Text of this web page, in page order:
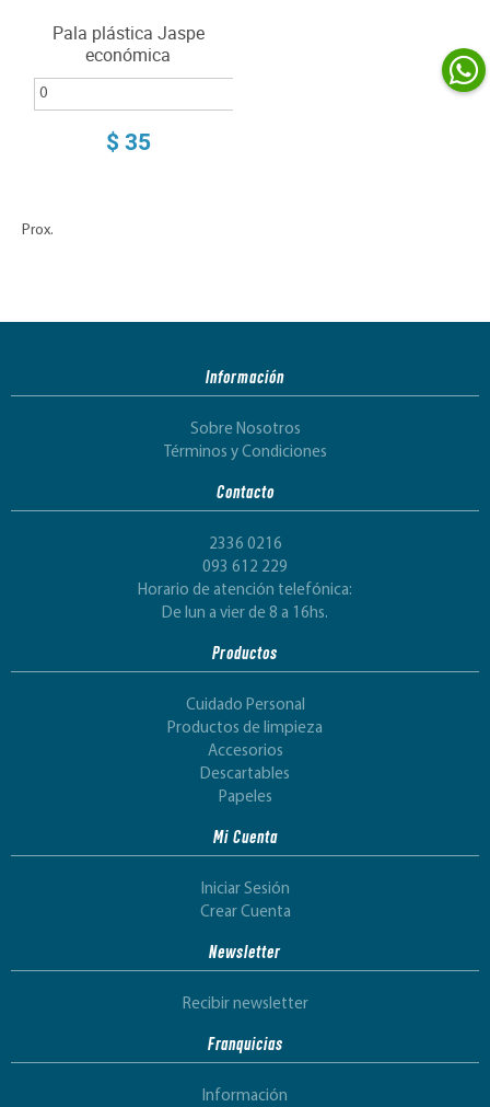
Pala plástica Jaspe
económica
$ 35
Prox.
Información
Sobre Nosotros
Términos y Condiciones
Contacto
2336 0216
093 612 229
Horario de atención telefónica:
De lun a vier de 8 a 16hs.
Productos
Cuidado Personal
Productos de limpieza
Accesorios
Descartables
Papeles
Mi Cuenta
Iniciar Sesión
Crear Cuenta
Newsletter
Recibir newsletter
Franquicias
Información